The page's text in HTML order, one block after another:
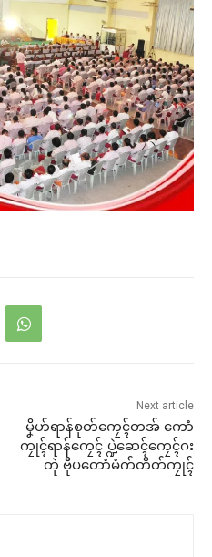
Next article
မၞိဟ်ရာန်စုတ်ကၠေၚ်တအ် ကောံ
ကၠုၚ်ရာန်ကၠေၚ် ပ္ဍဲဆေၚ်ကၠေၚ်ဂး
တုဲ ဗီုပတောံမံက်တိတ်ကၠုၚ်